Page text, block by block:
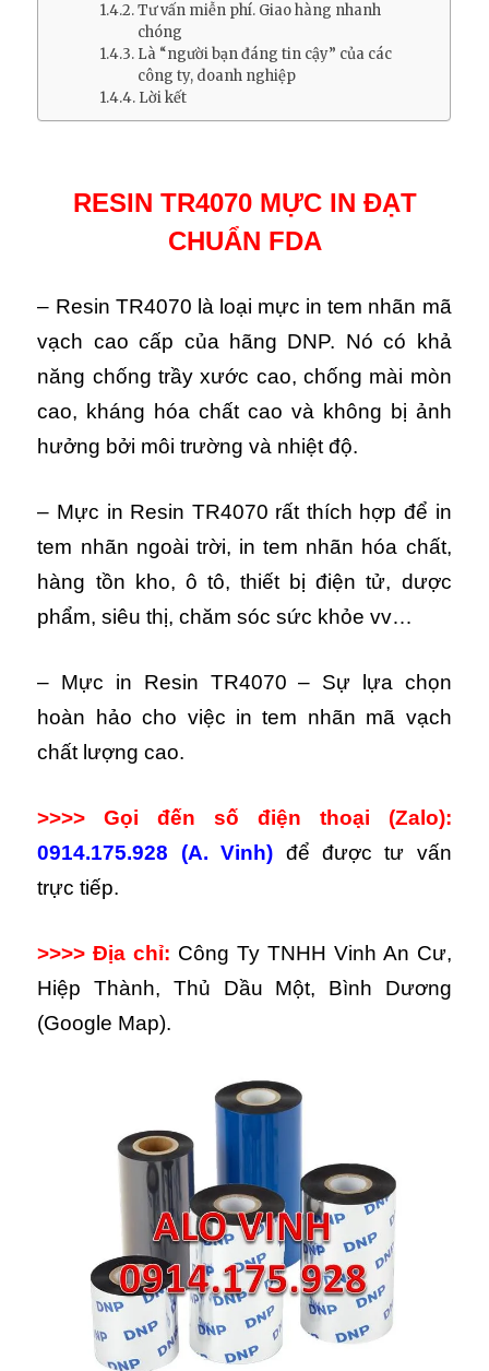
Tư vấn miễn phí. Giao hàng nhanh
chóng
Là “người bạn đáng tin cậy” của các
công ty, doanh nghiệp
Lời kết
RESIN TR4070 MỰC IN ĐẠT
CHUẨN FDA
– Resin TR4070 là loại mực in tem nhãn mã
vạch cao cấp của hãng DNP. Nó có khả
năng chống trầy xước cao, chống mài mòn
cao, kháng hóa chất cao và không bị ảnh
hưởng bởi môi trường và nhiệt độ.
– Mực in Resin TR4070 rất thích hợp để in
tem nhãn ngoài trời, in tem nhãn hóa chất,
hàng tồn kho, ô tô, thiết bị điện tử, dược
phẩm, siêu thị, chăm sóc sức khỏe vv…
– Mực in Resin TR4070 – Sự lựa chọn
hoàn hảo cho việc in tem nhãn mã vạch
chất lượng cao.
>>>> Gọi đến số điện thoại (Zalo):
0914.175.928 (A. Vinh) để được tư vấn
trực tiếp.
>>>> Địa chỉ: Công Ty TNHH Vinh An Cư,
Hiệp Thành, Thủ Dầu Một, Bình Dương
(Google Map).